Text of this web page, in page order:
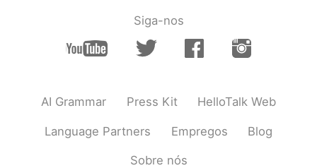
Siga-nos
AI Grammar Press Kit HelloTalk Web
Language Partners Empregos Blog
Sobre nós